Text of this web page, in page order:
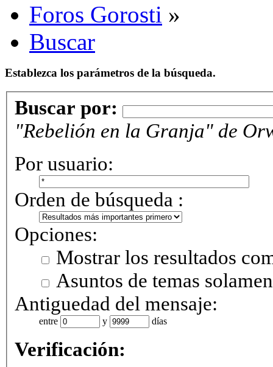
Foros Gorosti »
Buscar
Establezca los parámetros de la búsqueda.
Buscar por:
"Rebelión en la Granja" de
Por usuario:
Orden de búsqueda :
Opciones:
Mostrar los resultados
Asuntos de temas
Antiguedad del mensaje:
entre y días
Verificación: